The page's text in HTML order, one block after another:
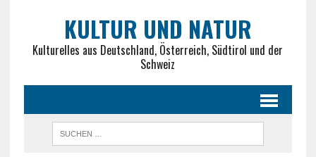
KULTUR UND NATUR
Kulturelles aus Deutschland, Österreich, Südtirol und der
Schweiz